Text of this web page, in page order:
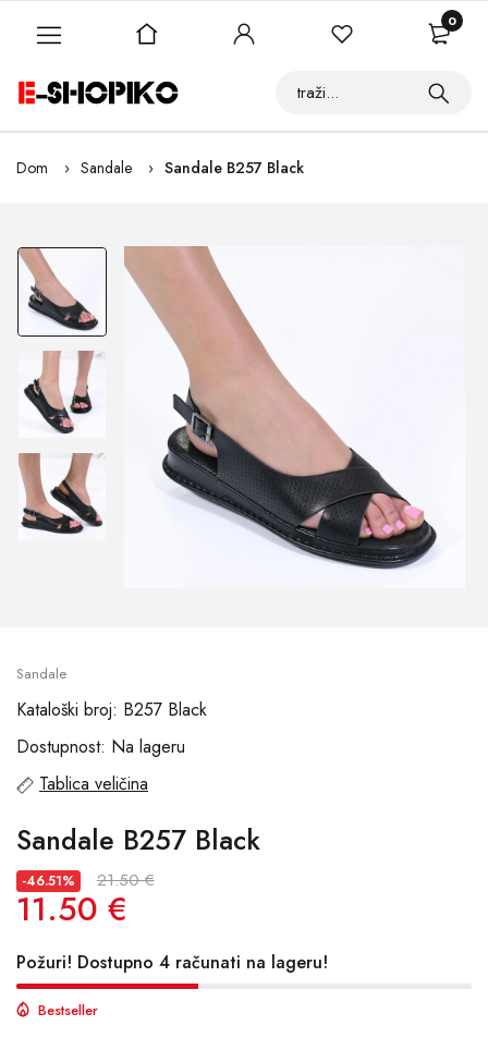
Dom Sandale Sandale B257 Black
Sandale
Kataloški broj: B257 Black
Dostupnost: Na lageru
Tablica veličina
Sandale B257 Black
-46.51% 21.50 €
11.50 €
Požuri! Dostupno 4 računati na lageru!
Bestseller
0